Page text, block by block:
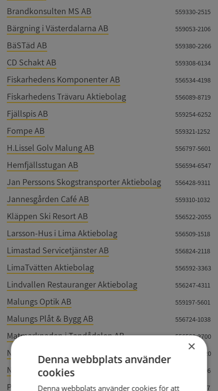
Brandkonsulten MS AB 559330-2515
Bärgning i Västerdalarna AB 559053-2106
BäSTäd AB 559380-2266
CD Schakt AB 559308-6134
Fiskarhedens Komponenter AB 556534-4198
Fiskarhedens Trävaru Aktiebolag 556089-8719
Fjällspis AB 559254-6252
Fompe AB 559321-1252
H.Lissel Golv Malung AB 556797-5601
Hemfjällsstugan AB 556594-6547
Jan Perssons Skogstransporter Aktiebolag 556428-9311
Jannesgården Café AB 559310-1032
Kläppen Ski Resort AB 556522-2055
Larsson-Hus i Lima Aktiebolag 556509-1518
Limastad Servicetjänster AB 556824-2118
LimaTvätten Aktiebolag 556592-3363
Lindvallen Restauranger Aktiebolag 556247-4311
Malungs Optik AB 559197-5601
Malungs Plåt & Bygg AB 556724-1038
Matmarknaden i Tandådalen AB 556588-2700
Nilssons Allservice i Sälen AB 559429-0420
North Modding Company AB 559313-8406
PETO Bygg Entreprenad i Malung Sälen AB 559318-2107
×
Denna webbplats använder
cookies
Denna webbplats använder cookies för att